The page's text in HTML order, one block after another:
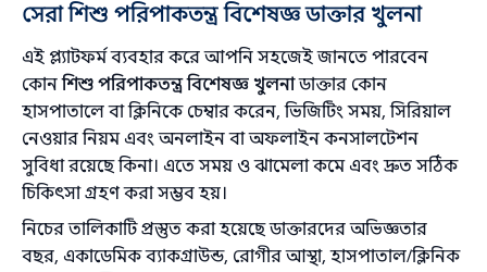
সেরা শিশু পরিপাকতন্ত্র বিশেষজ্ঞ ডাক্তার খুলনা
এই প্ল্যাটফর্ম ব্যবহার করে আপনি সহজেই জানতে পারবেন
কোনশিশু পরিপাকতন্ত্র বিশেষজ্ঞ খুলনাডাক্তার কোন
হাসপাতালে বা ক্লিনিকে চেম্বার করেন, ভিজিটিং সময়, সিরিয়াল
নেওয়ার নিয়ম এবং অনলাইন বা অফলাইন কনসালটেশন
সুবিধা রয়েছে কিনা। এতে সময় ও ঝামেলা কমে এবং দ্রুত সঠিক
চিকিৎসা গ্রহণ করা সম্ভব হয়।
নিচের তালিকাটি প্রস্তুত করা হয়েছে ডাক্তারদের অভিজ্ঞতার
বছর, একাডেমিক ব্যাকগ্রাউন্ড, রোগীর আস্থা, হাসপাতাল/ক্লিনিক